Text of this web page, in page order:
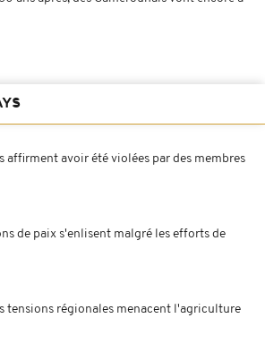
affirment avoir été violées par des membres
de paix s'enlisent malgré les efforts de
tensions régionales menacent l'agriculture